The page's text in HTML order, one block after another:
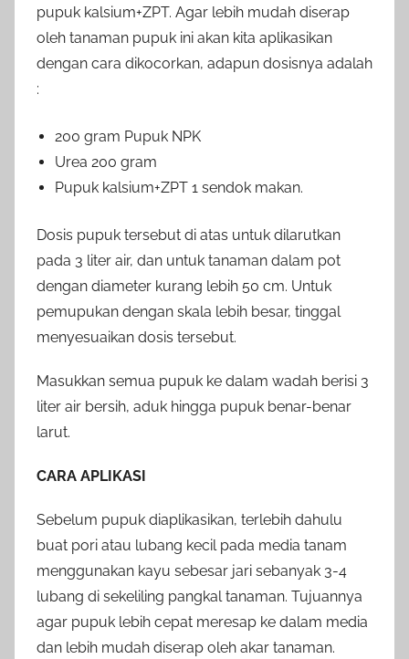
pupuk kalsium+ZPT. Agar lebih mudah diserap
oleh tanaman pupuk ini akan kita aplikasikan
dengan cara dikocorkan, adapun dosisnya adalah
:
200 gram Pupuk NPK
Urea 200 gram
Pupuk kalsium+ZPT 1 sendok makan.
Dosis pupuk tersebut di atas untuk dilarutkan
pada 3 liter air, dan untuk tanaman dalam pot
dengan diameter kurang lebih 50 cm. Untuk
pemupukan dengan skala lebih besar, tinggal
menyesuaikan dosis tersebut.
Masukkan semua pupuk ke dalam wadah berisi 3
liter air bersih, aduk hingga pupuk benar-benar
larut.
CARA APLIKASI
Sebelum pupuk diaplikasikan, terlebih dahulu
buat pori atau lubang kecil pada media tanam
menggunakan kayu sebesar jari sebanyak 3-4
lubang di sekeliling pangkal tanaman. Tujuannya
agar pupuk lebih cepat meresap ke dalam media
dan lebih mudah diserap oleh akar tanaman.